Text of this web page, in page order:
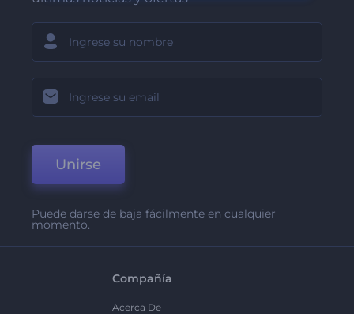
Unirse
Puede darse de baja fácilmente en cualquier
momento.
Compañía
Acerca De